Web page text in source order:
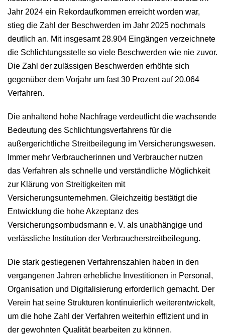
Jahr 2024 ein Rekordaufkommen erreicht worden war,
stieg die Zahl der Beschwerden im Jahr 2025 nochmals
deutlich an. Mit insgesamt 28.904 Eingängen verzeichnete
die Schlichtungsstelle so viele Beschwerden wie nie zuvor.
Die Zahl der zulässigen Beschwerden erhöhte sich
gegenüber dem Vorjahr um fast 30 Prozent auf 20.064
Verfahren.
Die anhaltend hohe Nachfrage verdeutlicht die wachsende
Bedeutung des Schlichtungsverfahrens für die
außergerichtliche Streitbeilegung im Versicherungswesen.
Immer mehr Verbraucherinnen und Verbraucher nutzen
das Verfahren als schnelle und verständliche Möglichkeit
zur Klärung von Streitigkeiten mit
Versicherungsunternehmen. Gleichzeitig bestätigt die
Entwicklung die hohe Akzeptanz des
Versicherungsombudsmann e. V. als unabhängige und
verlässliche Institution der Verbraucherstreitbeilegung.
Die stark gestiegenen Verfahrenszahlen haben in den
vergangenen Jahren erhebliche Investitionen in Personal,
Organisation und Digitalisierung erforderlich gemacht. Der
Verein hat seine Strukturen kontinuierlich weiterentwickelt,
um die hohe Zahl der Verfahren weiterhin effizient und in
der gewohnten Qualität bearbeiten zu können.